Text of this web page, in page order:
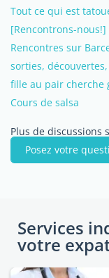
Tout ce qui est
[Rencontrons-
Rencontres sur
sorties, découvertes,
fille au pair cherche
Cours de salsa
Plus de discussions
Posez votre
Services
votre